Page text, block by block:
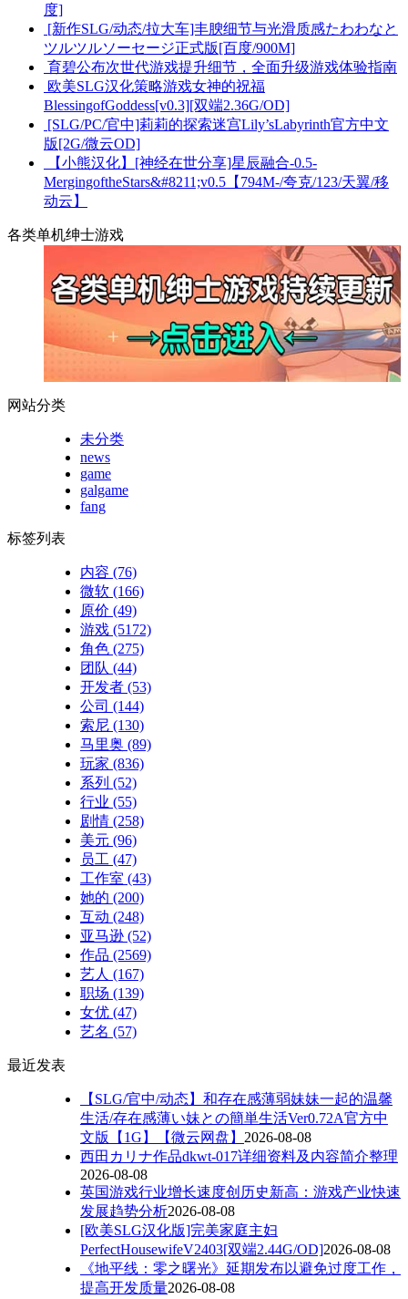
度]
[新作SLG/动态/拉大车]丰腴细节与光滑质感たわわなと
ツルツルソーセージ正式版[百度/900M]
育碧公布次世代游戏提升细节，全面升级游戏体验指南
欧美SLG汉化策略游戏女神的祝福
BlessingofGoddess[v0.3][双端2.36G/OD]
[SLG/PC/官中]莉莉的探索迷宫Lily’sLabyrinth官方中文
版[2G/微云OD]
【小熊汉化】[神经在世分享]星辰融合-0.5-
MergingoftheStars&#8211;v0.5【794M-/夸克/123/天翼/移
动云】
各类单机绅士游戏
网站分类
未分类
news
game
galgame
fang
标签列表
内容 (76)
微软 (166)
原价 (49)
游戏 (5172)
角色 (275)
团队 (44)
开发者 (53)
公司 (144)
索尼 (130)
马里奥 (89)
玩家 (836)
系列 (52)
行业 (55)
剧情 (258)
美元 (96)
员工 (47)
工作室 (43)
她的 (200)
互动 (248)
亚马逊 (52)
作品 (2569)
艺人 (167)
职场 (139)
女优 (47)
艺名 (57)
最近发表
【SLG/官中/动态】和存在感薄弱妹妹一起的温馨
生活/存在感薄い妹との簡単生活Ver0.72A官方中
文版【1G】【微云网盘】 2026-08-08
西田カリナ作品dkwt-017详细资料及内容简介整理
2026-08-08
英国游戏行业增长速度创历史新高：游戏产业快速
发展趋势分析2026-08-08
[欧美SLG汉化版]完美家庭主妇
PerfectHousewifeV2403[双端2.44G/OD]2026-08-08
《地平线：零之曙光》延期发布以避免过度工作，
提高开发质量2026-08-08